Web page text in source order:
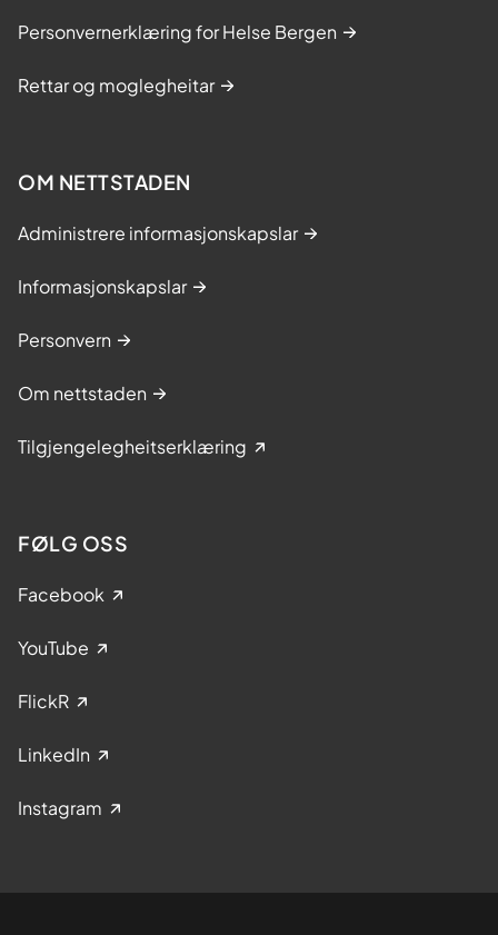
Personvernerklæring for Helse Bergen
Rettar og moglegheitar
OM NETTSTADEN
Administrere informasjonskapslar
Informasjonskapslar
Personvern
Om nettstaden
Tilgjengelegheitserklæring
FØLG OSS
Facebook
YouTube
FlickR
LinkedIn
Instagram